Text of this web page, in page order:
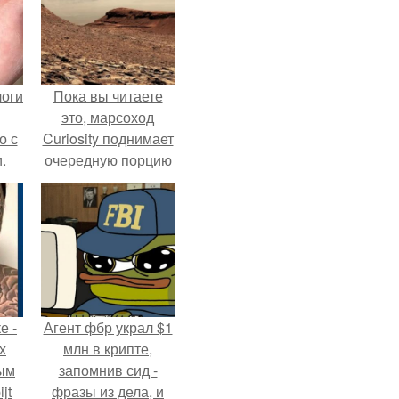
с
Пока вы читаете
это, марсоход
Curiosity поднимает
очередную порцию
красной пыли. 6.
-
Агент фбр украл $1
млн в крипте,
запомнив сид -
фразы из дела, и